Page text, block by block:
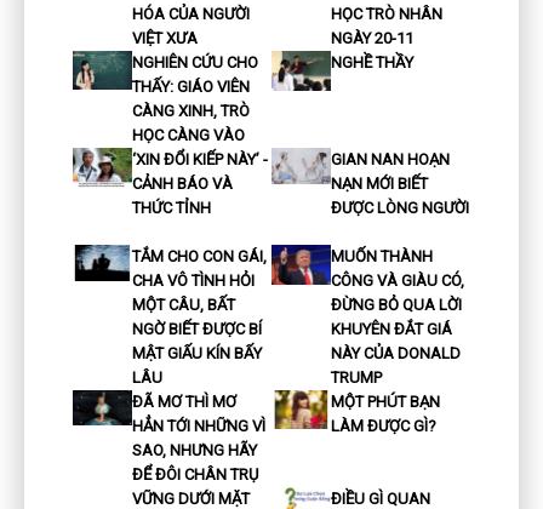
HÓA CỦA NGƯỜI
VIỆT XƯA
HỌC TRÒ NHÂN
NGÀY 20-11
NGHIÊN CỨU CHO
THẤY: GIÁO VIÊN
CÀNG XINH, TRÒ
HỌC CÀNG VÀO
NGHỀ THẦY
‘XIN ĐỔI KIẾP NÀY’ -
CẢNH BÁO VÀ
THỨC TỈNH
GIAN NAN HOẠN
NẠN MỚI BIẾT
ĐƯỢC LÒNG NGƯỜI
TẮM CHO CON GÁI,
CHA VÔ TÌNH HỎI
MỘT CÂU, BẤT
NGỜ BIẾT ĐƯỢC BÍ
MẬT GIẤU KÍN BẤY
LÂU
MUỐN THÀNH
CÔNG VÀ GIÀU CÓ,
ĐỪNG BỎ QUA LỜI
KHUYÊN ĐẮT GIÁ
NÀY CỦA DONALD
TRUMP
ĐÃ MƠ THÌ MƠ
HẲN TỚI NHỮNG VÌ
SAO, NHƯNG HÃY
ĐỂ ĐÔI CHÂN TRỤ
VỮNG DƯỚI MẶT
MỘT PHÚT BẠN
LÀM ĐƯỢC GÌ?
ĐIỀU GÌ QUAN